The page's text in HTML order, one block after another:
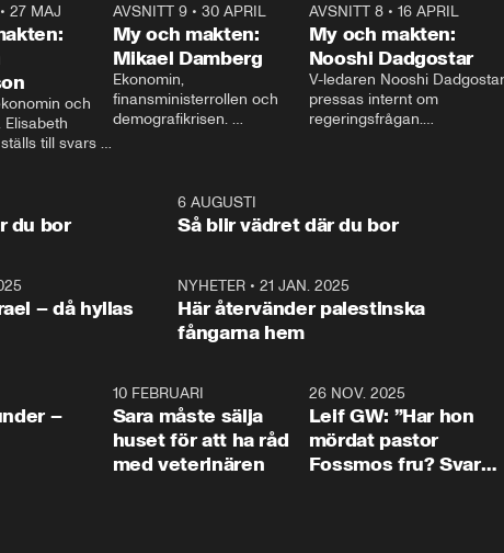
•27 MAJ
och
Elisabeth
till svars
AVSNITT 9• 30 APRIL
My och makten:
Mikael Damberg
Ekonomin,
finansministerrollen och
demografikrisen.
och Makten.
AVSNITT 8• 16 APRIL
My och makten:
Nooshi Dadgostar
V-ledaren Nooshi Dadgostar
pressas internt om
regeringsfrågan.
– Vi ställer upp i val. Ska vi
vara med så sitter vi förstås
1:06
du bor
6 AUGUSTI
Så blir vädret där du bor
– då hyllas
NYHETER •21 JAN. 2025
Här återvänder palestinska
fångarna hem
–
10 FEBRUARI
Sara måste sälja
huset för att ha råd
med veterinären
26 NOV. 2025
Leif GW: ”Har hon
mördat pastor
Fossmos fru? Svar